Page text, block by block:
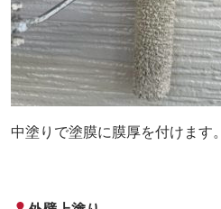
中塗りで塗膜に膜厚を付けます。